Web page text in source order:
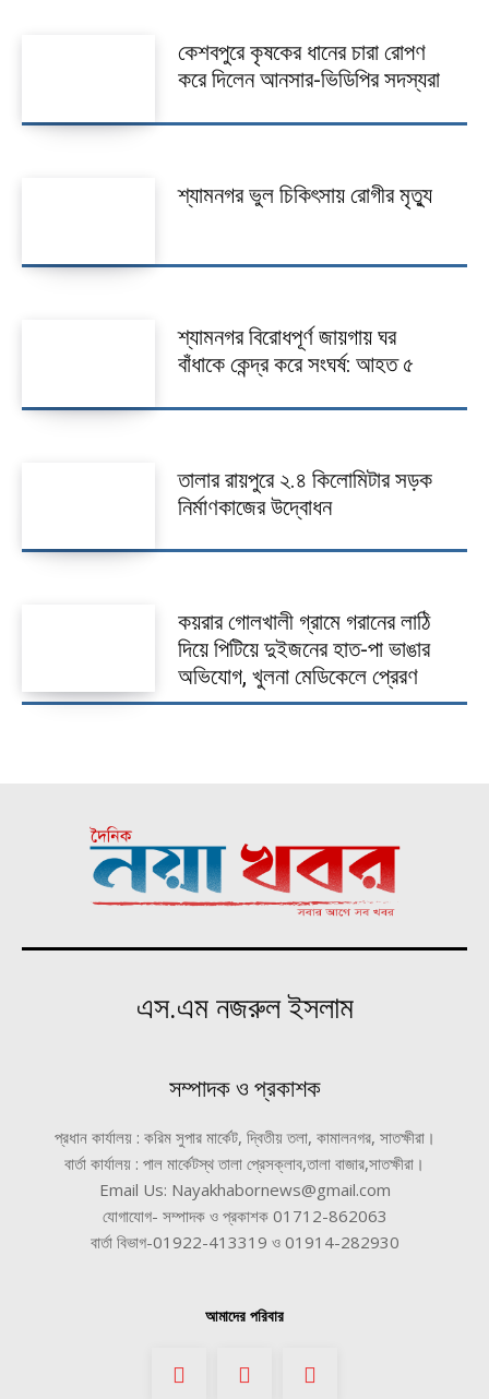
কেশবপুরে কৃষকের ধানের চারা রোপণ
করে দিলেন আনসার-ভিডিপির সদস্যরা
শ্যামনগর ভুল চিকিৎসায় রোগীর মৃত্যু
শ্যামনগর বিরোধপূর্ণ জায়গায় ঘর
বাঁধাকে কেন্দ্র করে সংঘর্ষ: আহত ৫
তালার রায়পুরে ২.৪ কিলোমিটার সড়ক
নির্মাণকাজের উদ্বোধন
কয়রার গোলখালী গ্রামে গরানের লাঠি
দিয়ে পিটিয়ে দুইজনের হাত-পা ভাঙার
অভিযোগ, খুলনা মেডিকেলে প্রেরণ
এস.এম নজরুল ইসলাম
সম্পাদক ও প্রকাশক
প্রধান কার্যালয় : করিম সুপার মার্কেট, দ্বিতীয় তলা, কামালনগর, সাতক্ষীরা।
বার্তা কার্যালয় : পাল মার্কেটস্থ তালা প্রেসক্লাব,তালা বাজার,সাতক্ষীরা।
Email Us: Nayakhabornews@gmail.com
যোগাযোগ- সম্পাদক ও প্রকাশক 01712-862063
বার্তা বিভাগ-01922-413319 ও 01914-282930
আমাদের পরিবার